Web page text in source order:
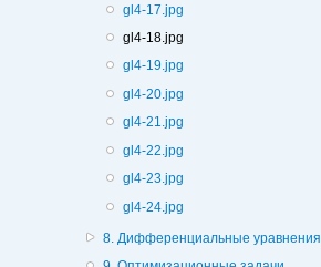
gl4-17.jpg
gl4-18.jpg
gl4-19.jpg
gl4-20.jpg
gl4-21.jpg
gl4-22.jpg
gl4-23.jpg
gl4-24.jpg
8. Дифференциальные уравнения